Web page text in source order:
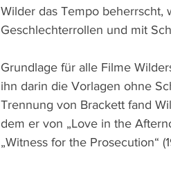
Wilder das Tempo
Geschlechterrollen und mit
Grundlage für alle Filme
ihn darin die Vorlagen ohne
Trennung von Brackett fand
dem er von „Love in the
„Witness for the Prosecution“